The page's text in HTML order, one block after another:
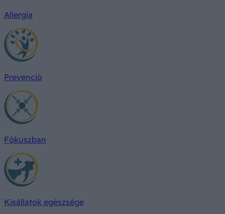
Allergia
Prevenció
Fókuszban
Kisállatok egészsége